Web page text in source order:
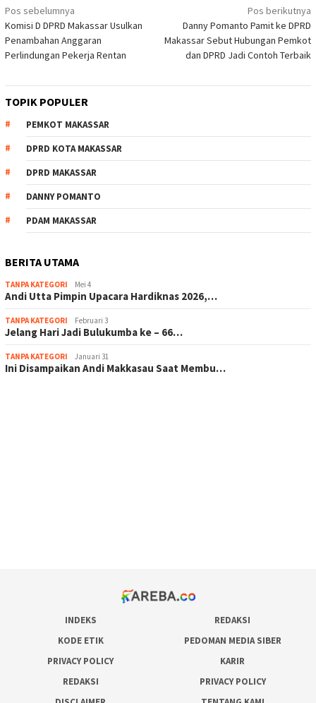
Navigasi
pos
Pos sebelumnya
Komisi D DPRD Makassar Usulkan
Penambahan Anggaran
Perlindungan Pekerja Rentan
Pos berikutnya
Danny Pomanto Pamit ke DPRD
Makassar Sebut Hubungan Pemkot
dan DPRD Jadi Contoh Terbaik
TOPIK POPULER
PEMKOT MAKASSAR
DPRD KOTA MAKASSAR
DPRD MAKASSAR
DANNY POMANTO
PDAM MAKASSAR
BERITA UTAMA
TANPA KATEGORI Mei 4
Andi Utta Pimpin Upacara Hardiknas 2026,…
TANPA KATEGORI Februari 3
Jelang Hari Jadi Bulukumba ke – 66…
TANPA KATEGORI Januari 31
Ini Disampaikan Andi Makkasau Saat Membu…
INDEKS
REDAKSI
KODE ETIK
PEDOMAN MEDIA SIBER
PRIVACY POLICY
KARIR
REDAKSI
PRIVACY POLICY